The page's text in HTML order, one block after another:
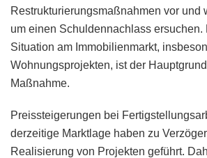
Restrukturierungsmaßnahmen vor und
um einen Schuldennachlass
Situation am Immobilienmarkt,
Wohnungsprojekten, ist der
Maßnahme.
Preissteigerungen bei
derzeitige Marktlage haben zu
Realisierung von Projekten geführt.